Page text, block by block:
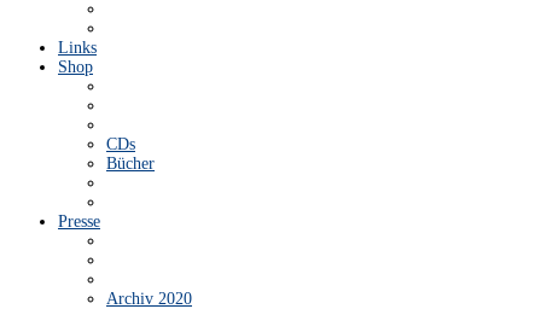
Links
Shop
CDs
Bücher
Presse
Archiv 2020